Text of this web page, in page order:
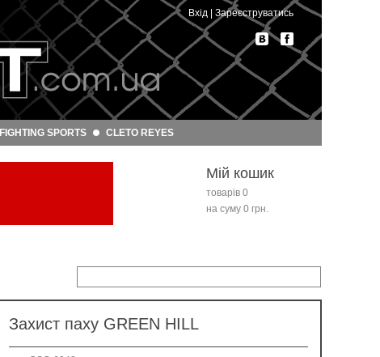
Вхід Зареєструватись
FIGHTING SPORTS CLETO REYES
Мій кошик
товарів 0
на суму 0 грн.
Захист паху GREEN HILL